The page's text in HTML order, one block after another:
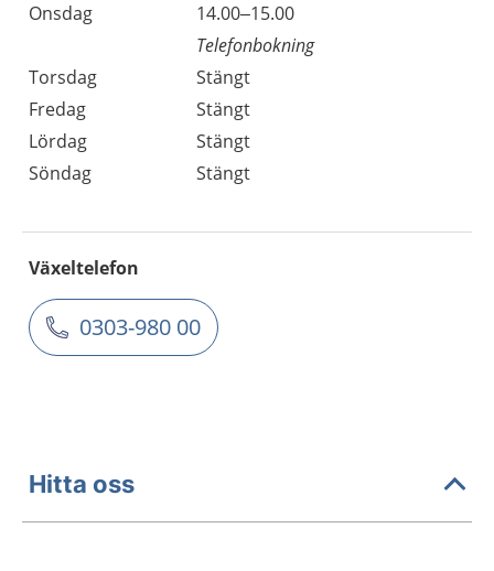
Onsdag
14.00–15.00
Telefonbokning
Torsdag
Stängt
Fredag
Stängt
Lördag
Stängt
Söndag
Stängt
Växeltelefon
0303-980 00
Hitta oss